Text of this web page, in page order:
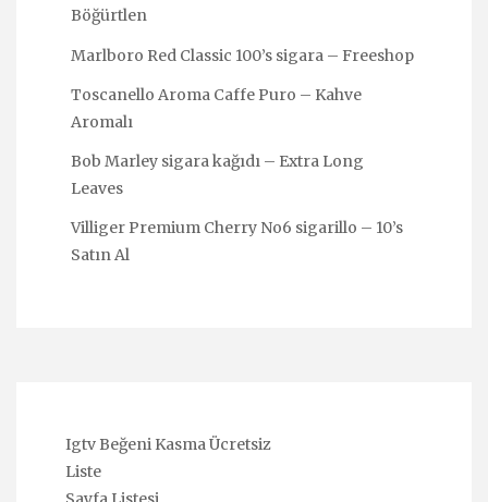
Böğürtlen
Marlboro Red Classic 100’s sigara – Freeshop
Toscanello Aroma Caffe Puro – Kahve
Aromalı
Bob Marley sigara kağıdı – Extra Long
Leaves
Villiger Premium Cherry No6 sigarillo – 10’s
Satın Al
Igtv Beğeni Kasma Ücretsiz
Liste